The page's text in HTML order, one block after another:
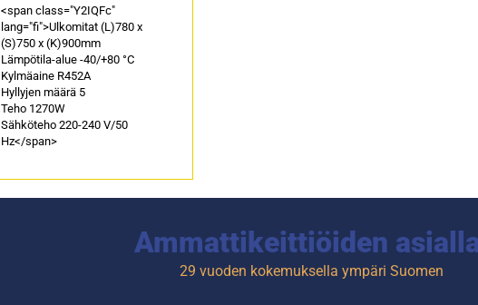
<span class="Y2IQFc"
lang="fi">Ulkomitat (L)780 x
(S)750 x (K)900mm
Lämpötila-alue -40/+80 °C
Kylmäaine R452A
Hyllyjen määrä 5
Teho 1270W
Sähköteho 220-240 V/50
Hz</span>
Ammattikeittiöiden
29 vuoden kokemuksella ympäri Suomen